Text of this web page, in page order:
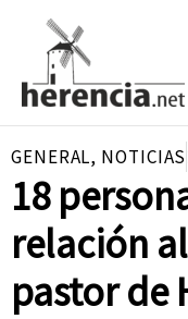
contenido
GENERAL, NOTICIAS
18
relación
pastor de